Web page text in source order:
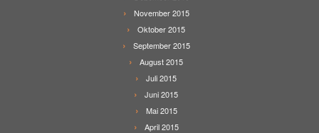
November 2015
Oktober 2015
September 2015
August 2015
Juli 2015
Juni 2015
Mai 2015
April 2015